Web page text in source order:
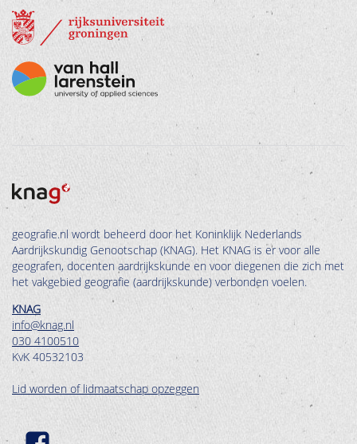
geografie.nl wordt beheerd door het Koninklijk Nederlands
Aardrijkskundig Genootschap (KNAG). Het KNAG is er voor alle
geografen, docenten aardrijkskunde en voor diegenen die zich met
het vakgebied geografie (aardrijkskunde) verbonden voelen.
KNAG
info@knag.nl
030 4100510
KvK 40532103
Lid worden of lidmaatschap opzeggen